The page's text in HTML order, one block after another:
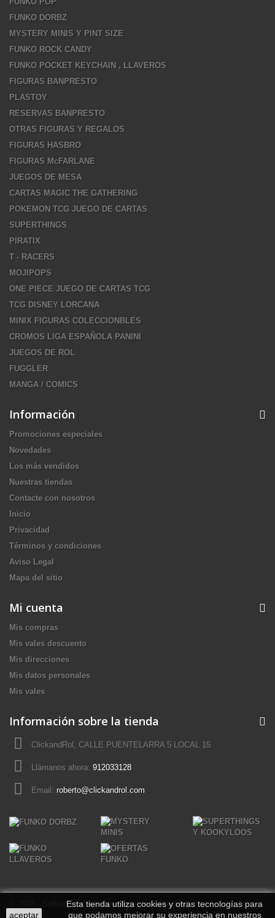
FUNKO DORBZ
MYSTERY MINIS Y PINT SIZE
FUNKO ROCK CANDY
FUNKO POCKET KEYCHAIN , LLAVEROS
FIGURAS BANPRESTO
PLASTOY
RESERVAS BANPRESTO
OTRAS FIGURAS Y REGALOS
FIGURAS HASBRO
FIGURAS McFARLANE
JUEGOS DE MESA
CARTAS MAGIC THE GATHERING
POKEMON TCG JUEGO DE CARTAS
SUPERTHINGS
PIRATIX
T - RACERS
MOJIPOPS
ONE PIECE JUEGO DE CARTAS TCG
TCG DISNEY LORCANA
MINIX FIGURAS COLECCIONBLES
CROMOS LIGA ESPAÑOLA PANINI
JUEGOS DE ROL
FUGGLER
MANGA / COMICS
Información
Promociones especiales
Novedades
Los más vendidos
Nuestras tiendas
Contacte con nosotros
Inicio
Privacidad
Términos y condiciones
Aviso Legal
Mapa del sitio
© 2026 - Software para Ecommerce de PrestaShop™
Mi cuenta
Mis compras
Mis vales descuento
Mis direcciones
Mis datos personales
Mis vales
Información sobre la tienda
ClickandRol, CALLE PUENTELARRA 5 LOCAL 15
Llámanos ahora: 912033128
Email: roberto@clickandrol.com
aceptar
Esta tienda utiliza cookies y otras tecnologías para
que podamos mejorar su experiencia en nuestros